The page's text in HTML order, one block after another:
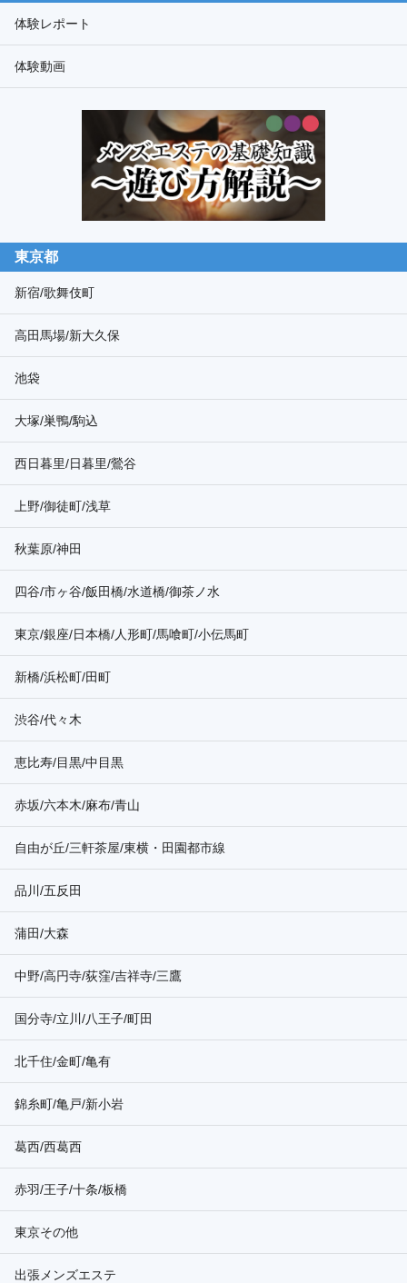
ド
検
索
体験レポート
体験動画
東京都
新宿/歌舞伎町
高田馬場/新大久保
池袋
大塚/巣鴨/駒込
西日暮里/日暮里/鶯谷
上野/御徒町/浅草
秋葉原/神田
四谷/市ヶ谷/飯田橋/水道橋/御茶ノ水
東京/銀座/日本橋/人形町/馬喰町/小伝馬町
新橋/浜松町/田町
渋谷/代々木
恵比寿/目黒/中目黒
赤坂/六本木/麻布/青山
自由が丘/三軒茶屋/東横・田園都市線
品川/五反田
蒲田/大森
中野/高円寺/荻窪/吉祥寺/三鷹
国分寺/立川/八王子/町田
北千住/金町/亀有
錦糸町/亀戸/新小岩
葛西/西葛西
赤羽/王子/十条/板橋
東京その他
出張メンズエステ